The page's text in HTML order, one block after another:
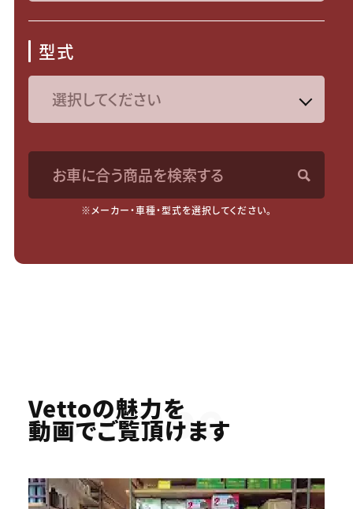
型式
お車に合う商品を検索する
※メーカー・車種・型式を選択してください。
Youtube
Vettoの魅力を
動画でご覧頂けます